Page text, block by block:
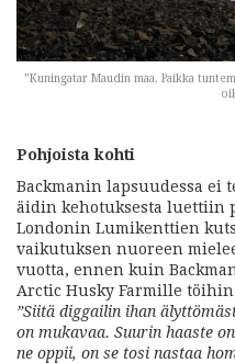
”Kuningatar Maudin maa. Paikka
Pohjoista kohti
Backmanin lapsuudessa ei
äidin kehotuksesta luettiin
Londonin Lumikenttien
vaikutuksen nuoreen
vuotta, ennen kuin
Arctic Husky Farmille
”Siitä diggailin ihan
on mukavaa. Suurin haaste
ne oppii, on se tosi nastaa